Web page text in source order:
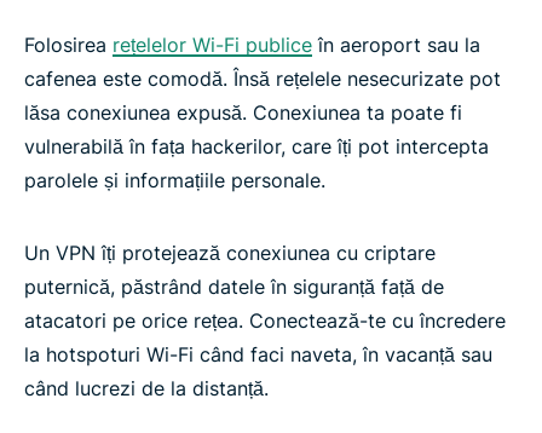
Folosirea rețelelor Wi-Fi publice în aeroport sau la
cafenea este comodă. Însă rețelele nesecurizate pot
lăsa conexiunea expusă. Conexiunea ta poate fi
vulnerabilă în fața hackerilor, care îți pot intercepta
parolele și informațiile personale.
Un VPN îți protejează conexiunea cu criptare
puternică, păstrând datele în siguranță față de
atacatori pe orice rețea. Conectează-te cu încredere
la hotspoturi Wi-Fi când faci naveta, în vacanță sau
când lucrezi de la distanță.